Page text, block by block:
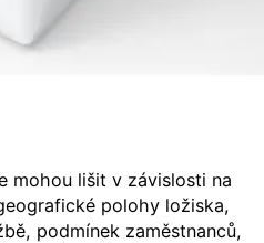
mohou lišit v závislosti na
polohy ložiska,
podmínek zaměstnanců,